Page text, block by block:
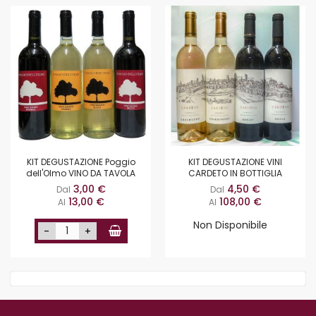
KIT DEGUSTAZIONE Poggio
dell'Olmo VINO DA TAVOLA
Dal 3,00 €
Al 13,00 €
- +
KIT DEGUSTAZIONE VINI
CARDETO IN BOTTIGLIA
Dal 4,50 €
Al 108,00 €
Non Disponibile